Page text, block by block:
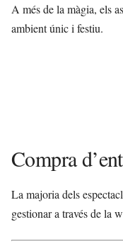
A més de la màgia, els
ambient únic i festiu.
Compra
La majoria dels
gestionar a través de la